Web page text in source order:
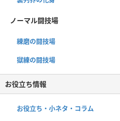
ノーマル闘技場
練磨の闘技場
獄練の闘技場
お役立ち情報
お役立ち・小ネタ・コラム